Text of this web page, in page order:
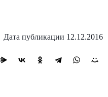
Дата публикации 12.12.2016